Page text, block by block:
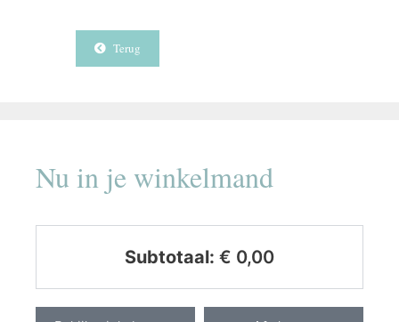
Terug
Nu in je winkelmand
Subtotaal: € 0,00